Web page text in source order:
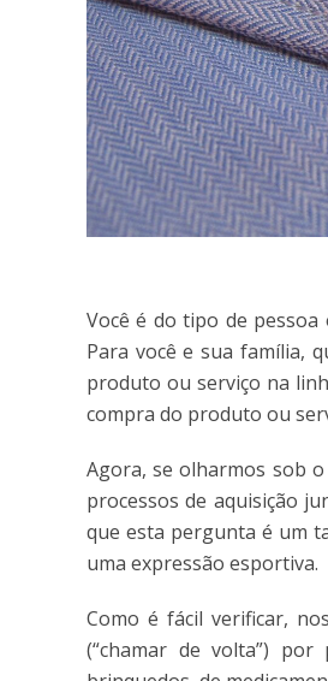
Você é do tipo de
Para você e sua família,
produto ou serviço na
compra do produto ou
Agora, se olharmos sob
processos de aquisição
que esta pergunta é um
uma expressão esportiva.
Como é fácil verificar,
(“chamar de volta”)